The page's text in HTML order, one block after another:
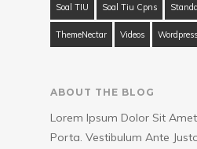
Soal TIU Soal Tiu Cpns
ThemeNectar Videos Wordpress
ABOUT THE BLOG
Lorem Ipsum Dolor Sit
Porta. Vestibulum Ante